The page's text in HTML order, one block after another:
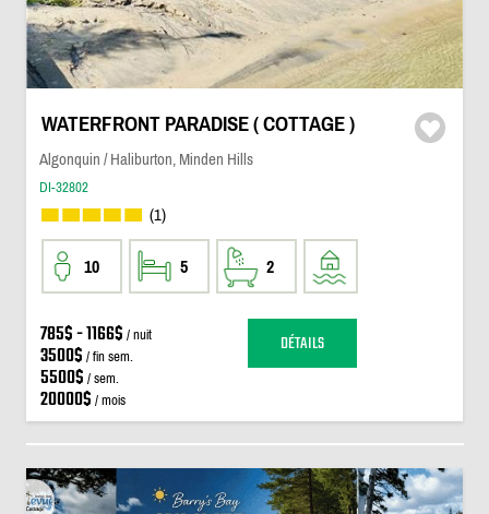
WATERFRONT PARADISE ( COTTAGE )
Algonquin / Haliburton, Minden Hills
DI-32802
(1)
10 5 2
785$ - 1166$ / nuit
3500$ / fin sem.
5500$ / sem.
20000$ / mois
DÉTAILS